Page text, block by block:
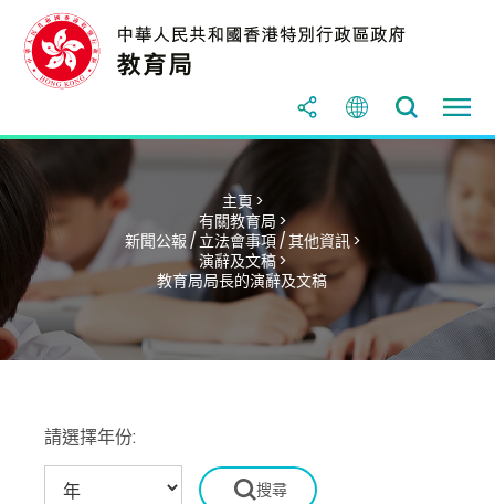
主頁 >
有關教育局 >
新聞公報 / 立法會事項 / 其他資訊 >
演辭及文稿 >
教育局局長的演辭及文稿
請選擇年份: